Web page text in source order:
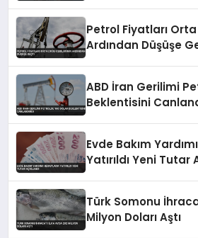
Petrol Fiyatları
Ardından Düşüşe
ABD İran Gerilimi
Beklentisini
Evde Bakım
Yatırıldı Yeni Tutar
Türk Somonu
Milyon Doları Aştı